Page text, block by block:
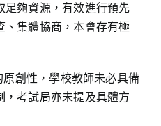
足夠資源，有效進行預先
、集體協商，本會存有極
性，學校教師未必具備
，考試局亦未提及具體方